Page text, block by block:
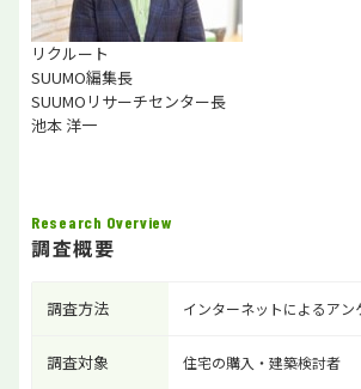
リクルート
SUUMO編集長
SUUMOリサーチセンター長
池本 洋一
Research Overview
調査概要
調査方法 インターネットによるアン
調査対象 住宅の購入・建築検討者